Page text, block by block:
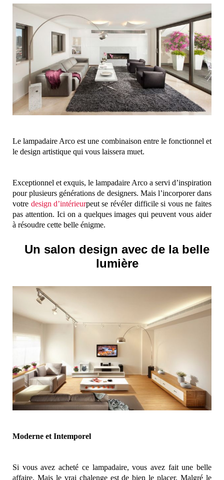
Le lampadaire Arco est une combinaison entre le fonctionnel et
le design artistique qui vous laissera muet.
Exceptionnel et exquis, le lampadaire Arco a servi d’inspiration
pour plusieurs générations de designers. Mais l’incorporer dans
votre design d’intérieurpeut se révéler difficile si vous ne faites
pas attention. Ici on a quelques images qui peuvent vous aider
à résoudre cette belle énigme.
Un salon design avec de la belle
lumière
Moderne et Intemporel
Si vous avez acheté ce lampadaire, vous avez fait une belle
affaire. Mais le vrai chalenge est de bien le placer. Malgré le